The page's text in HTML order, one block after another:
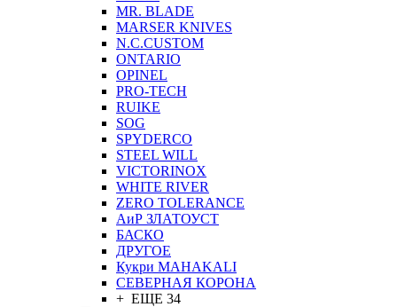
MR. BLADE
MARSER KNIVES
N.C.CUSTOM
ONTARIO
OPINEL
PRO-TECH
RUIKE
SOG
SPYDERCO
STEEL WILL
VICTORINOX
WHITE RIVER
ZERO TOLERANCE
АиР ЗЛАТОУСТ
БАСКО
ДРУГОЕ
Кукри MAHAKALI
СЕВЕРНАЯ КОРОНА
+ ЕЩЕ 34